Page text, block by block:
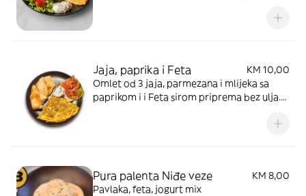
Jaja, paprika i Feta
KM 10,00
Omlet od 3 jaja, parmezana i mlijeka sa
paprikom i i Feta sirom priprema bez ulja.
Pura palenta Niđe veze
KM 8,00
Pavlaka, feta, jogurt mix